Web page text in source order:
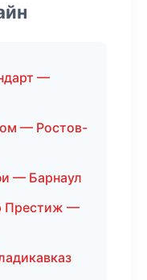
—
— Ростов-
— Барнаул
Престиж —